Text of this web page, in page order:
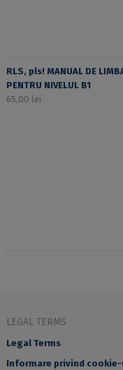
RLS, pls! MANUAL DE
PENTRU NIVELUL B1
65,00 lei
LEGAL TERMS
Legal Terms
Informare privind